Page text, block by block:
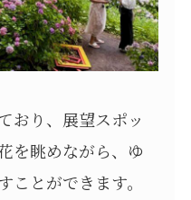
おり、展望スポッ
を眺めながら、ゆ
ことができます。